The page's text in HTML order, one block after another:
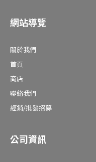
k
-
a
m
網站導覽
關於我們
首頁
商店
聯絡我們
經銷/批發招募
公司資訊